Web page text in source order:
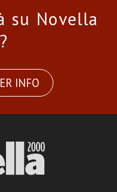
su Novella
INFO